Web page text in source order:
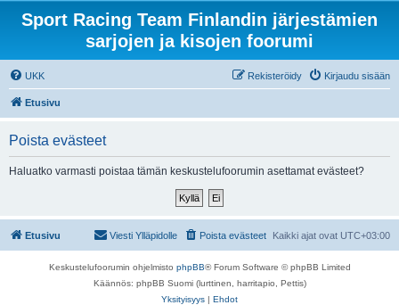
Sport Racing Team Finlandin järjestämien
sarjojen ja kisojen foorumi
UKK Kirjaudu sisään
Rekisteröidy
Etusivu
Poista evästeet
Haluatko varmasti poistaa tämän keskustelufoorumin asettamat evästeet?
Etusivu Kaikki ajat ovat UTC+03:00
Poista evästeet
Viesti Ylläpidolle
Keskustelufoorumin ohjelmisto phpBB® Forum Software © phpBB Limited
Käännös: phpBB Suomi (lurttinen, harritapio, Pettis)
Yksityisyys | Ehdot